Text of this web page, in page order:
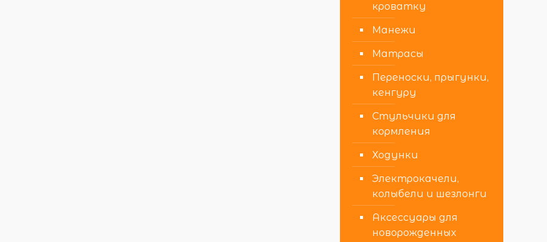
кроватку
Манежи
Матрасы
Переноски, прыгунки,
кенгуру
Стульчики для
кормления
Ходунки
Электрокачели,
колыбели и шезлонги
Аксессуары для
новорожденных